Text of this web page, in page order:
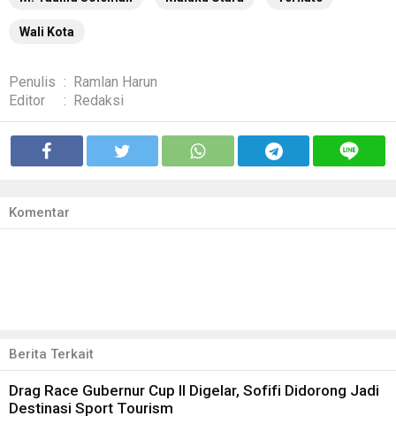
Wali Kota
Penulis : Ramlan Harun
Editor
: Redaksi
Komentar
Berita Terkait
Drag Race Gubernur Cup II Digelar, Sofifi Didorong Jadi
Destinasi Sport Tourism